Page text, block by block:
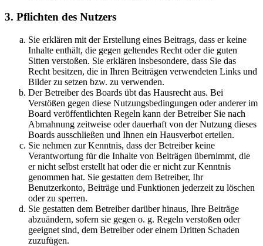
3. Pflichten des Nutzers
Sie erklären mit der Erstellung eines Beitrags, dass er keine
Inhalte enthält, die gegen geltendes Recht oder die guten
Sitten verstoßen. Sie erklären insbesondere, dass Sie das
Recht besitzen, die in Ihren Beiträgen verwendeten Links und
Bilder zu setzen bzw. zu verwenden.
Der Betreiber des Boards übt das Hausrecht aus. Bei
Verstößen gegen diese Nutzungsbedingungen oder anderer im
Board veröffentlichten Regeln kann der Betreiber Sie nach
Abmahnung zeitweise oder dauerhaft von der Nutzung dieses
Boards ausschließen und Ihnen ein Hausverbot erteilen.
Sie nehmen zur Kenntnis, dass der Betreiber keine
Verantwortung für die Inhalte von Beiträgen übernimmt, die
er nicht selbst erstellt hat oder die er nicht zur Kenntnis
genommen hat. Sie gestatten dem Betreiber, Ihr
Benutzerkonto, Beiträge und Funktionen jederzeit zu löschen
oder zu sperren.
Sie gestatten dem Betreiber darüber hinaus, Ihre Beiträge
abzuändern, sofern sie gegen o. g. Regeln verstoßen oder
geeignet sind, dem Betreiber oder einem Dritten Schaden
zuzufügen.